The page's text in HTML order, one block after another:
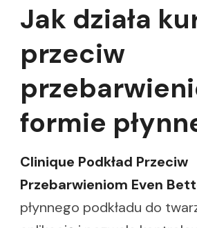
Jak działa
przeciw
formie
Clinique Podkład Przeciw
Przebarwieniom Even
płynnego podkładu do